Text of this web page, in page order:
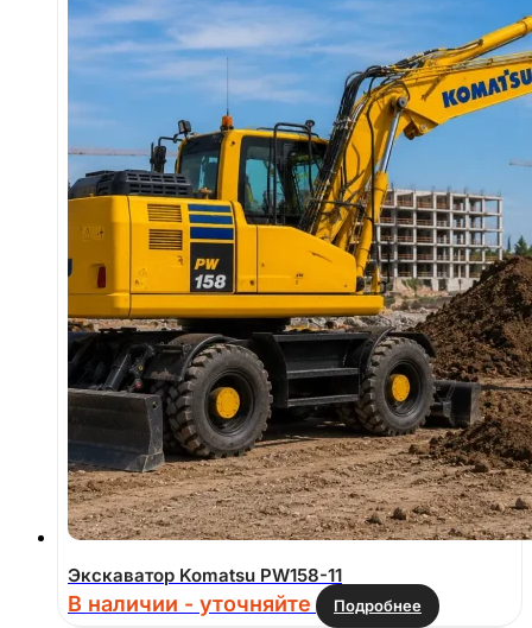
Экскаватор Komatsu PW158-11
В наличии - уточняйте Подробнее